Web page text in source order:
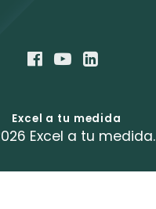
Excel a tu medida
Excel a tu medida.